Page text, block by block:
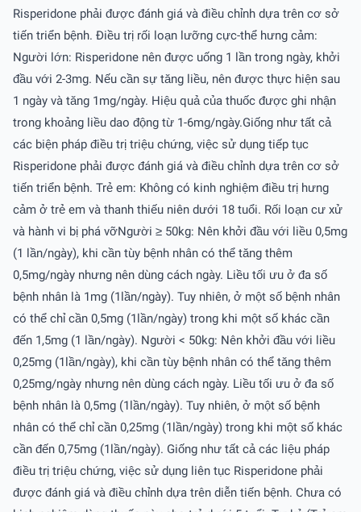
Risperidone phải được đánh giá và điều chỉnh dựa trên cơ sở
tiến triển bệnh. Ðiều trị rối loạn lưỡng cực-thể hưng cảm:
Người lớn: Risperidone nên được uống 1 lần trong ngày, khởi
đầu với 2-3mg. Nếu cần sự tăng liều, nên được thực hiện sau
1 ngày và tăng 1mg/ngày. Hiệu quả của thuốc được ghi nhận
trong khoảng liều dao động từ 1-6mg/ngày.Giống như tất cả
các biện pháp điều trị triệu chứng, việc sử dụng tiếp tục
Risperidone phải được đánh giá và điều chỉnh dựa trên cơ sở
tiến triển bệnh. Trẻ em: Không có kinh nghiệm điều trị hưng
cảm ở trẻ em và thanh thiếu niên dưới 18 tuổi. Rối loạn cư xử
và hành vi bị phá vỡNgười ≥ 50kg: Nên khởi đầu với liều 0,5mg
(1 lần/ngày), khi cần tùy bệnh nhân có thể tăng thêm
0,5mg/ngày nhưng nên dùng cách ngày. Liều tối ưu ở đa số
bệnh nhân là 1mg (1lần/ngày). Tuy nhiên, ở một số bệnh nhân
có thể chỉ cần 0,5mg (1lần/ngày) trong khi một số khác cần
đến 1,5mg (1 lần/ngày). Người < 50kg: Nên khởi đầu với liều
0,25mg (1lần/ngày), khi cần tùy bệnh nhân có thể tăng thêm
0,25mg/ngày nhưng nên dùng cách ngày. Liều tối ưu ở đa số
bệnh nhân là 0,5mg (1lần/ngày). Tuy nhiên, ở một số bệnh
nhân có thể chỉ cần 0,25mg (1lần/ngày) trong khi một số khác
cần đến 0,75mg (1lần/ngày). Giống như tất cả các liệu pháp
điều trị triệu chứng, việc sử dụng liên tục Risperidone phải
được đánh giá và điều chỉnh dựa trên diễn tiến bệnh. Chưa có